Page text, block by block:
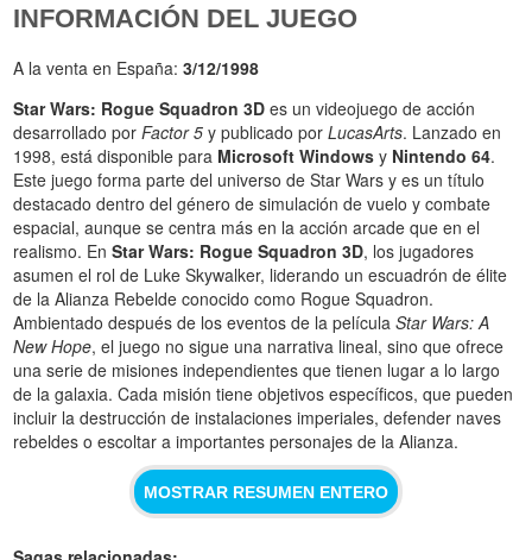
INFORMACIÓN DEL JUEGO
A la venta en España:3/12/1998
Star Wars: Rogue Squadron 3D es un videojuego de acción
desarrollado porFactor 5 y publicado porLucasArts. Lanzado en
1998, está disponible para Microsoft Windows y Nintendo 64.
Este juego forma parte del universo de Star Wars y es un título
destacado dentro del género de simulación de vuelo y combate
espacial, aunque se centra más en la acción arcade que en el
realismo. EnStar Wars: Rogue Squadron 3D, los jugadores
asumen el rol de Luke Skywalker, liderando un escuadrón de élite
de la Alianza Rebelde conocido como Rogue Squadron.
Ambientado después de los eventos de la películaStar Wars: A
New Hope, el juego no sigue una narrativa lineal, sino que ofrece
una serie de misiones independientes que tienen lugar a lo largo
de la galaxia. Cada misión tiene objetivos específicos, que pueden
incluir la destrucción de instalaciones imperiales, defender naves
rebeldes o escoltar a importantes personajes de la Alianza.
MOSTRAR RESUMEN ENTERO